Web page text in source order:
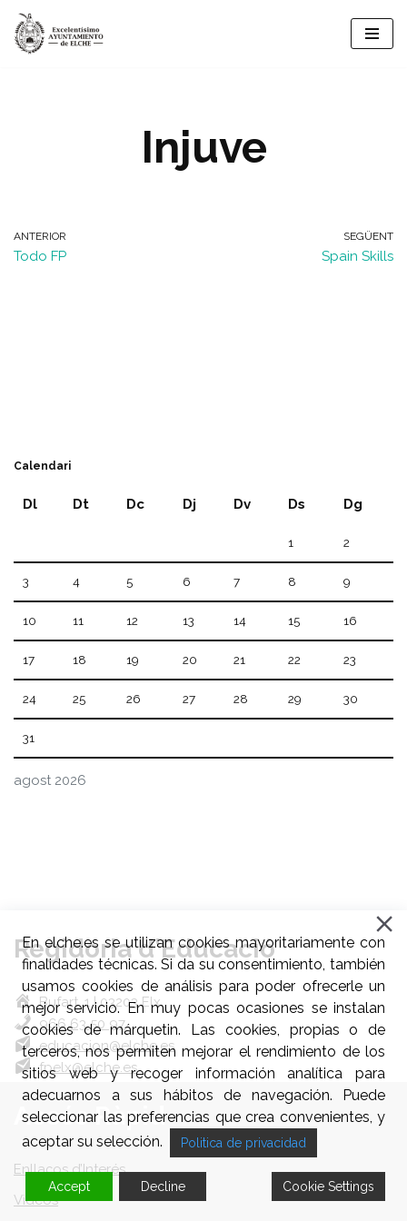
Vés
Injuve
ANTERIOR
Todo FP
SEGÜENT
Spain Skills
Calendari
agost 2026
Dl Dt Dc Dj Dv Ds Dg
1 2
3 4 5 6 7 8 9
10 11 12 13 14 15 16
17 18 19 20 21 22 23
24 25 26 27 28 29 30
31
Regidoria d'Educació
Bufart, 1 | 03203 Elx
966 63 50 97
educacion@elche.es
fpelx@elche.es
Accés Ràpid
Enllaços d’Interés
Videos
En elche.es se utilizan cookies mayoritariamente con
finalidades técnicas. Si da su consentimiento, también
usamos cookies de análisis para poder ofrecerle un
mejor servicio. En muy pocas ocasiones se instalan
cookies de márquetin. Las cookies, propias o de
terceros, nos permiten mejorar el rendimiento de los
sitios web y recoger información analítica para
adecuarnos a sus hábitos de navegación. Puede
seleccionar las preferencias que crea convenientes, y
aceptar su selección.
Politica de privacidad
Accept Decline Cookie Settings